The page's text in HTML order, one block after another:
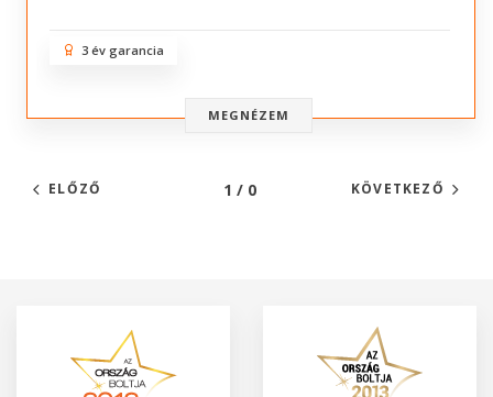
3 év garancia
MEGNÉZEM
ELŐZŐ 1 / 0 KÖVETKEZŐ